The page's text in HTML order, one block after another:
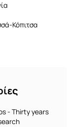
Κόπιτσα
- Thirty years